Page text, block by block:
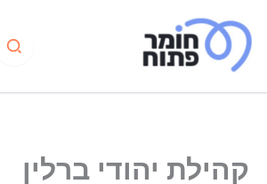
לתוכן
קהילת יהודי ברלין